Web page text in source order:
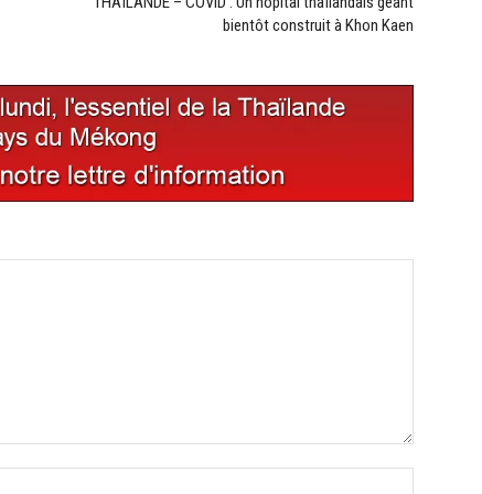
bientôt construit à Khon Kaen